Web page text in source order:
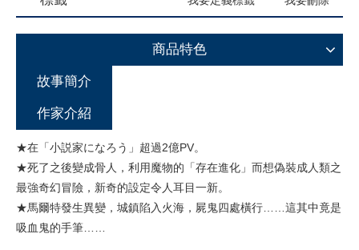
商品特色
故事簡介
作家介紹
★在「小説家になろう」超過2億PV。
★死了之後變成骨人，利用魔物的「存在進化」而想偽裝成人類之
最強奇幻冒險，新奇的設定令人耳目一新。
★馬爾特發生異變，城鎮陷入火海，屍鬼四處橫行……這其中竟是
吸血鬼的手筆……